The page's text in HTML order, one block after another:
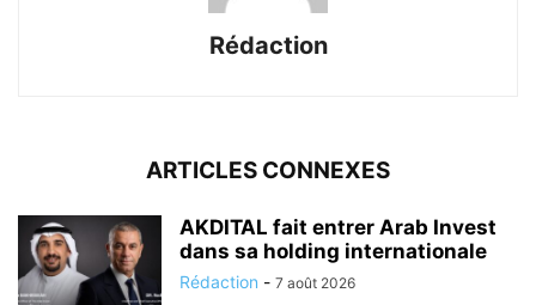
Rédaction
ARTICLES CONNEXES
AKDITAL fait entrer Arab Invest
dans sa holding internationale
Rédaction - 7 août 2026